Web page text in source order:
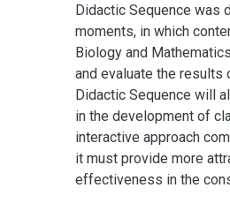
Didactic Sequence was
moments, in which
Biology and
and evaluate the results
Didactic Sequence will
in the development of
interactive approach
it must provide more
effectiveness in the